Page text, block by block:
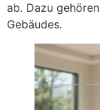
ab. Dazu
Gebäudes.